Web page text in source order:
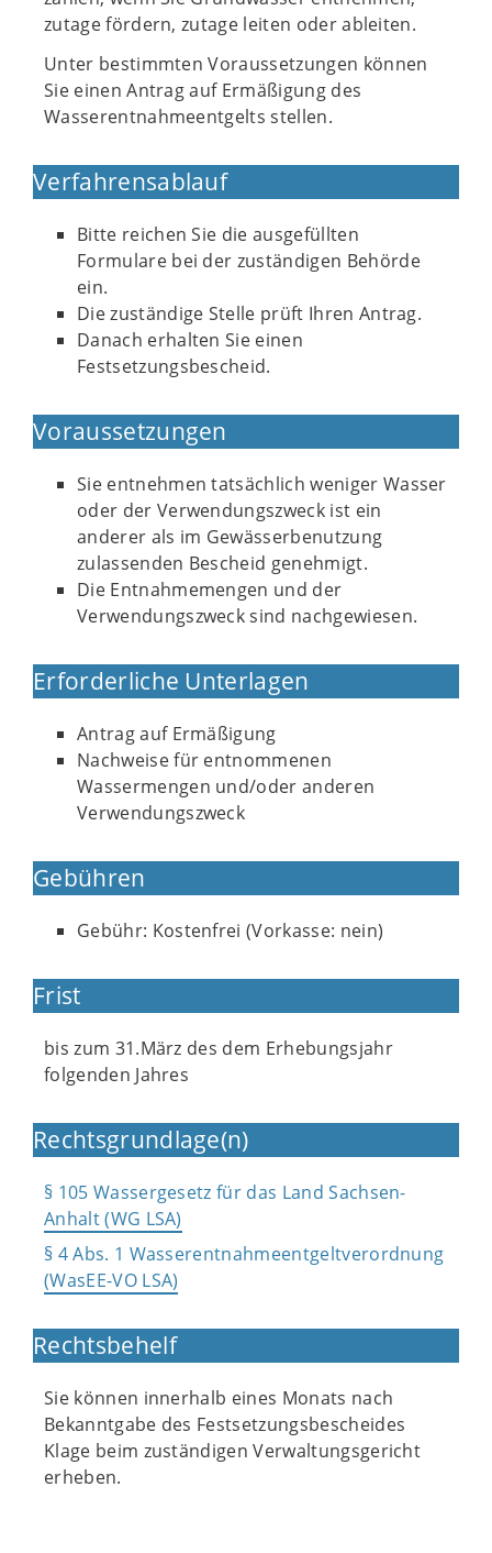
zutage fördern, zutage leiten oder ableiten.
Unter bestimmten Voraussetzungen können
Sie einen Antrag auf Ermäßigung des
Wasserentnahmeentgelts stellen.
Verfahrensablauf
Bitte reichen Sie die ausgefüllten
Formulare bei der zuständigen Behörde
ein.
Die zuständige Stelle prüft Ihren Antrag.
Danach erhalten Sie einen
Festsetzungsbescheid.
Voraussetzungen
Sie entnehmen tatsächlich weniger Wasser
oder der Verwendungszweck ist ein
anderer als im Gewässerbenutzung
zulassenden Bescheid genehmigt.
Die Entnahmemengen und der
Verwendungszweck sind nachgewiesen.
Erforderliche Unterlagen
Antrag auf Ermäßigung
Nachweise für entnommenen
Wassermengen und/oder anderen
Verwendungszweck
Gebühren
Gebühr: Kostenfrei (Vorkasse: nein)
Frist
bis zum 31.März des dem Erhebungsjahr
folgenden Jahres
Rechtsgrundlage(n)
§ 105 Wassergesetz für das Land Sachsen-
Anhalt (WG LSA)
§ 4 Abs. 1 Wasserentnahmeentgeltverordnung
(WasEE-VO LSA)
Rechtsbehelf
Sie können innerhalb eines Monats nach
Bekanntgabe des Festsetzungsbescheides
Klage beim zuständigen Verwaltungsgericht
erheben.